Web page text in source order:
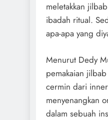
meletakkan
ibadah ritual.
apa-apa yang
Menurut Dedy
pemakaian
cermin dari
menyenangkan
dalam sebuah